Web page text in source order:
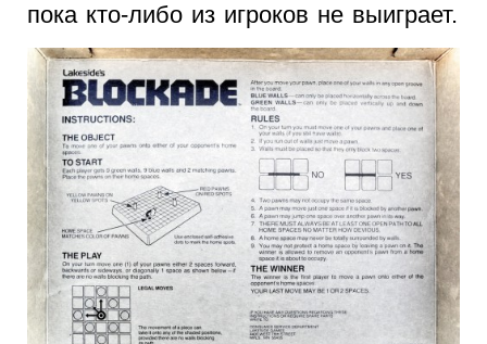
пока кто-либо из игроков не выиграет.